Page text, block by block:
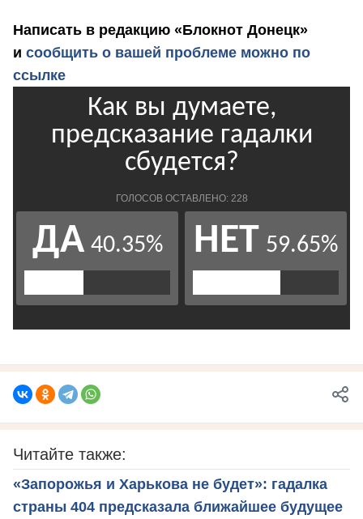
Написать в редакцию «Блокнот Донецк»
и сообщить о вашей проблеме можно по
ссылке
Читайте также:
«Запорожья и Харькова не будет»: гадалка
страны 404 предсказала ближайшее будущее